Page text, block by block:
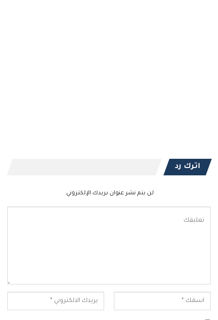
اترك رد
لن يتم نشر عنوان بريدك الإلكتروني.